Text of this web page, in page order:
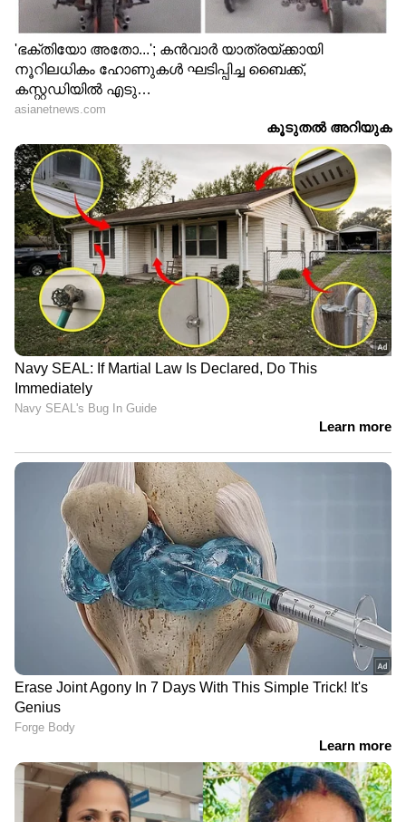
ഇങ്ങനെ ചേർത്ത ഇമെയിൽ വിലാസം ഭീമാ
കൊറേ ഗാവ് കേസുമായി ബന്ധപ്പെട്ട പൂനെ
പൊലീസ് ഉദ്യോഗസ്ഥന്റേതാണ്. റിക്കവറി
ഫോൺ നമ്പരും ഇതേ ഉദ്യോഗസ്ഥൻ
തന്നെയാണ് ഉപയോഗിക്കുന്നത്. പൂനെ
പൊലിസിന്റെ വെബ്ഡയറക്ടറി അടക്കം
പരിശോധിച്ചാണ് ഇത് ഉറപ്പാക്കിയത്. വാട്സ്
ആപ് ഡിപിയിൽ വരവര റാവുവിനെ അറസ്റ്റ്
ചെയ്തതുമായി ബന്ധപ്പെട്ട വാർത്ത സമ്മേളന
വേളയിൽ ഇയാളെടുത്ത ഒരു
സെൽഫിയാണെന്നും കണ്ടെത്തി.